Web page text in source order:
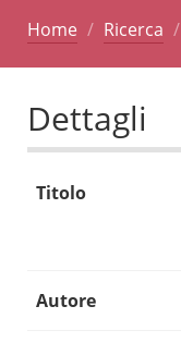
Home Ricerca
Dettagli
Titolo
Autore